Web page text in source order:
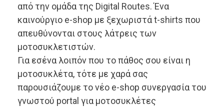
από την oμάδα της Digital Routes. Ένα
καινούργιο e-shop με ξεχωριστά t-shirts που
απευθύνονται στους λάτρεις των
μοτοσυκλετιστών.
Για εσένα λοιπόν που το πάθος σου είναι η
μοτοσυκλέτα, τότε με χαρά σας
παρουσιάζουμε το νέο e-shop συνεργασία του
γνωστού portal για μοτοσυκλέτες